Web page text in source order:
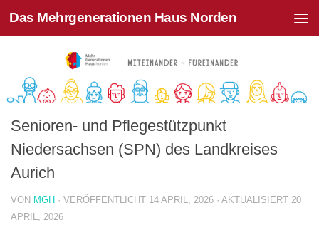
Zum Inhalt springen
Das Mehrgenerationen Haus Norden
Senioren- und Pflegestützpunkt
Niedersachsen (SPN) des Landkreises
Aurich
VON MGH · VERÖFFENTLICHT 14 APRIL, 2026 · AKTUALISIERT 20
APRIL, 2026